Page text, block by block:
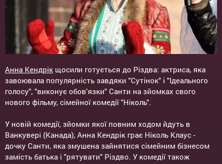
Анна Кендрік щосили готується до Різдва: актриса, яка
завоювала популярність завдяки "Сутінок" і "Ідеального
голосу", "виконує обов'язки" Санти на зйомках свого
нового фільму, сімейної комедії "Ніколь".
У новій комедії, зйомки якої повним ходом йдуть в
Ванкувері (Канада), Анна Кендрік грає Ніколь Клаус -
дочку Санти, яка змушена зайнятися сімейним бізнесом
замість батька і "рятувати" Різдво. У комедії також